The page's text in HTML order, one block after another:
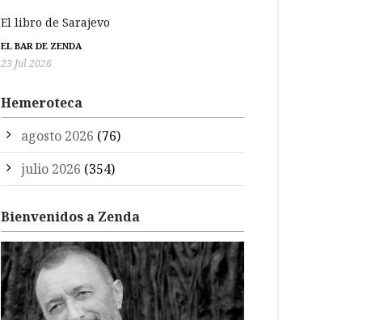
El libro de Sarajevo
EL BAR DE ZENDA
23 Jul 2026
Hemeroteca
agosto 2026 (76)
julio 2026 (354)
Bienvenidos a Zenda